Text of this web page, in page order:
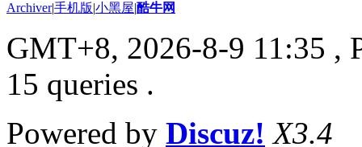
Archiver|手机版|小黑屋|酷牛网
GMT+8, 2026-8-9 11:35 ,
15 queries .
Powered by Discuz! X3.4